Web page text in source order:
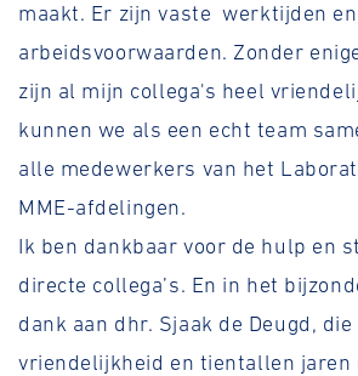
maakt. Er zijn vaste werktijden
arbeidsvoorwaarden. Zonder
zijn al mijn collega's heel
kunnen we als een echt team
alle medewerkers van het
MME-afdelingen.
Ik ben dankbaar voor de hulp en
directe collega’s. En in het
dank aan dhr. Sjaak de Deugd,
vriendelijkheid en tientallen jaren